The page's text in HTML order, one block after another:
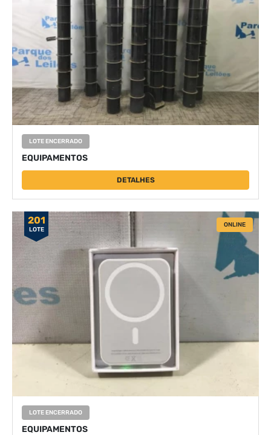
LOTE ENCERRADO
EQUIPAMENTOS
DETALHES
201
LOTE
ONLINE
LOTE ENCERRADO
EQUIPAMENTOS